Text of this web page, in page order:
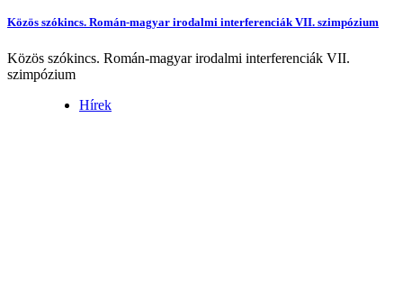
Közös szókincs. Román-magyar irodalmi interferenciák VII. szimpózium
Közös szókincs. Román-magyar irodalmi interferenciák VII.
szimpózium
Hírek